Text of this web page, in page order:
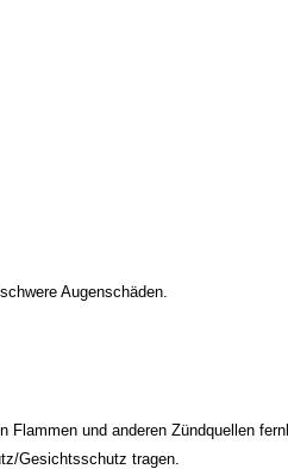
Augenschäden.
und anderen Zündquellen
Gesichtsschutz tragen.